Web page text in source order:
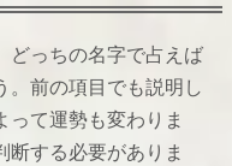
どっちの名字で占えば
。前の項目でも説明し
て運勢も変わりま
する必要がありま